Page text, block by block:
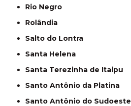
Rio Negro
Rolândia
Salto do Lontra
Santa Helena
Santa Terezinha de Itaipu
Santo Antônio da Platina
Santo Antônio do Sudoeste